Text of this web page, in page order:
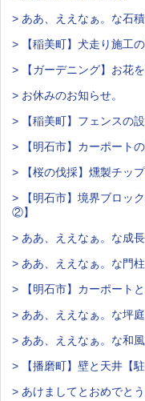
> ああ、ええなぁ。な石積
> 【稲美町】犬走り施工
> 【ガーデニング】お花
> お休みのお知らせ。
> 【稲美町】フェンスの
> 【明石市】カーポート
> 【桜の伐採】燻製チッ
> 【明石市】境界ブロッ
②】
> ああ、ええなぁ。な成長
> ああ、ええなぁ。な門柱
> 【明石市】カーポート
> ああ、ええなぁ。な坪庭
> ああ、ええなぁ。な和
> 【播磨町】壁と天井【
> あけましてとおめでとう